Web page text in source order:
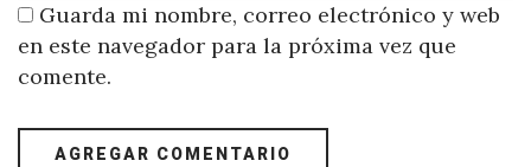
Guarda mi nombre, correo electrónico y web
en este navegador para la próxima vez que
comente.